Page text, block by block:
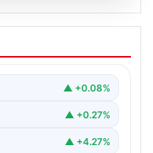
dev isim!
Tijjani
Transferle▲ +0.08%
▲ +0.27%
▲ +4.27%